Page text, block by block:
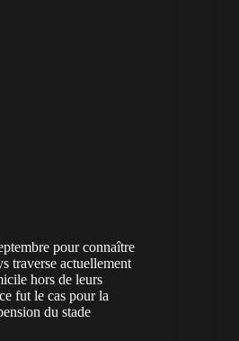
pour connaître
traverse actuellement
hors de leurs
fut le cas pour la
du stade